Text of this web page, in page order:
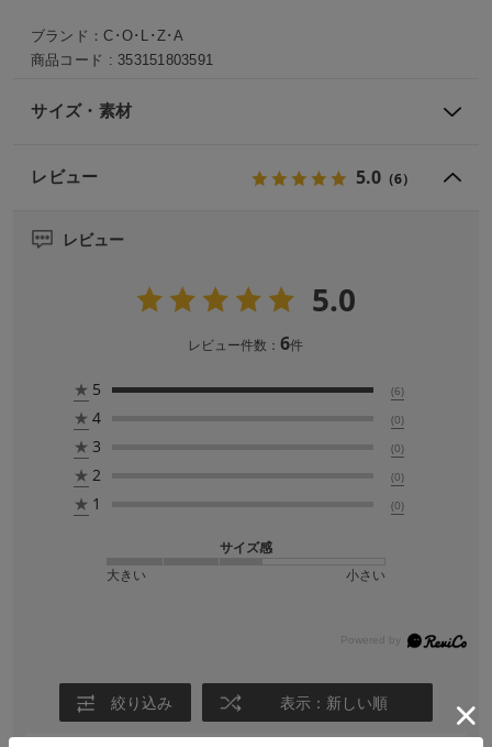
ブランド：C･O･L･Z･A
商品コード : 353151803591
サイズ・素材
レビュー 5.0 （6）
レビュー
5.0
レビュー件数：6件
★ 5 (6)
★ 4 (0)
★ 3 (0)
★ 2 (0)
★ 1 (0)
サイズ感
大きい
小さい
絞り込み 表示：新しい順